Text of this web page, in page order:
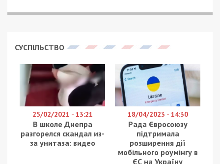
Для зимних праздников елка – важный атрибут.
искусственное. А если оба способа не подходят
49000.com.uaпообщался с днепрянами, которые
делают елки своими руками из подручных
средств.
Саша Лукьяненко ужерассказывалао
собственном опыте ресайклинга. Теперь
днепрянка поделилась с нами способом сделать
новогоднюю елку просто из того, что валяется